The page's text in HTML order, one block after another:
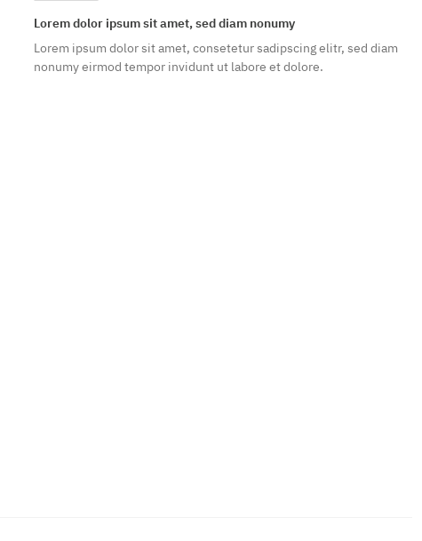
Lorem dolor ipsum sit amet, sed diam nonumy
Lorem ipsum dolor sit amet, consetetur sadipscing elitr, sed diam
nonumy eirmod tempor invidunt ut labore et dolore.